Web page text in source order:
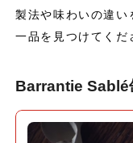
製法や味わいの違い
一品を見つけてくだ
Barrantie Sablé